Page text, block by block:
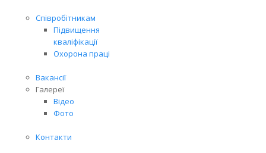
Співробітникам
Підвищення
кваліфікації
Охорона праці
Вакансії
Галереї
Відео
Фото
Контакти